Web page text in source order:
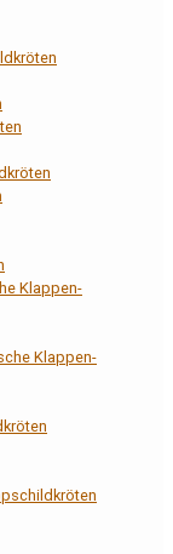
Klappen-
Klappen-